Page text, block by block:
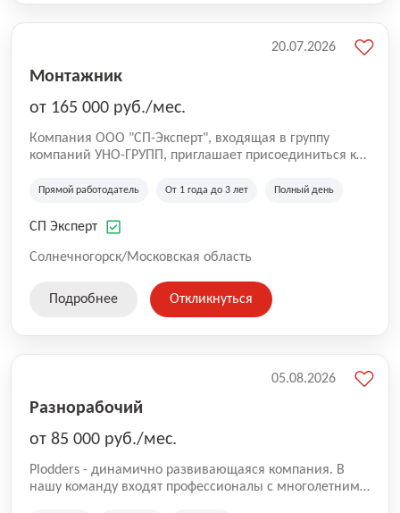
Монтажник
от 165 000 руб./мес.
Компания ООО "СП-Эксперт", входящая в группу
компаний УНО-ГРУПП, приглашает присоединиться к
работаем на рынке с 2005 года и оказываем комплекс
зданий из гибридных модульных блоков свободной
гибридно-модульного строительства.
Прямой работодатель От 1 года до 3 лет Полный день
СП Эксперт
Солнечногорск/Московская область
20.07.2026
Подробнее Откликнуться
Разнорабочий
от 85 000 руб./мес.
Plodders - динамично развивающаяся компания. В
нашу команду входят профессионалы с многолетним
05.08.2026